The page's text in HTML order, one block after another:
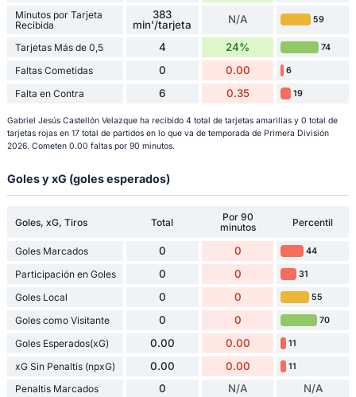
Minutos por Tarjeta
Recibida
383
min'/tarjeta
N/A 59
Tarjetas Más de 0,5 4 24% 74
Faltas Cometidas 0 0.00 6
Falta en Contra 6 0.35 19
Gabriel Jesús Castellón Velazque ha recibido 4 total de tarjetas amarillas y 0 total de
tarjetas rojas en 17 total de partidos en lo que va de temporada de Primera División
2026. Cometen 0.00 faltas por 90 minutos.
Goles y xG (goles esperados)
Goles, xG, Tiros Total
Por 90
minutos
Percentil
Goles Marcados 0 0 44
Participación en Goles 0 0 31
Goles Local 0 0 55
Goles como Visitante 0 0 70
Goles Esperados(xG) 0.00 0.00 11
xG Sin Penaltis (npxG) 0.00 0.00 11
Penaltis Marcados 0 N/A N/A